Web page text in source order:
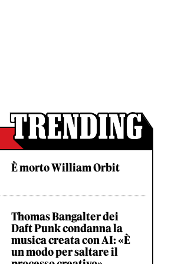
È morto William Orbit
Thomas Bangalter dei
Daft Punk condanna la
musica creata con AI: «È
un modo per saltare il